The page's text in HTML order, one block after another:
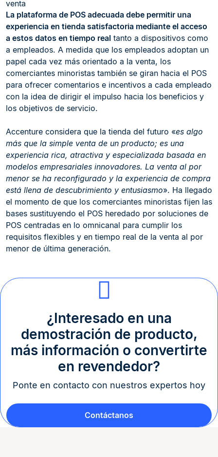
venta
La plataforma de POS adecuada debe permitir una
experiencia en tienda satisfactoria mediante el acceso
a estos datos en tiempo real tanto a dispositivos como
a empleados. A medida que los empleados adoptan un
papel cada vez más orientado a la venta, los
comerciantes minoristas también se giran hacia el POS
para ofrecer comentarios e incentivos a cada empleado
con la idea de dirigir el impulso hacia los beneficios y
los objetivos de servicio.
Accenture considera que la tienda del futuro «es algo
más que la simple venta de un producto; es una
experiencia rica, atractiva y especializada basada en
modelos empresariales innovadores. La venta al por
menor se ha reconfigurado y la experiencia de compra
está llena de descubrimiento y entusiasmo». Ha llegado
el momento de que los comerciantes minoristas fijen las
bases sustituyendo el POS heredado por soluciones de
POS centradas en lo omnicanal para cumplir los
requisitos flexibles y en tiempo real de la venta al por
menor de última generación.
¿Interesado en una
demostración de producto,
más información o convertirte
en revendedor?
Ponte en contacto con nuestros expertos hoy
Contáctanos